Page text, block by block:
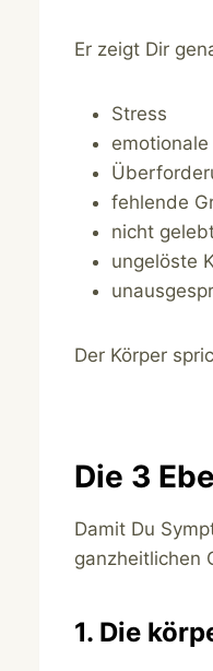
Er zeigt Dir
Stress
fehlende
nicht
ungelöste
Der Körper
Die 3
Damit Du
ganzheitlichen
1. Die